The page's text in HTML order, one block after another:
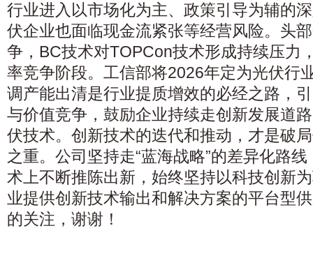
行业进入以市场化为主、政策引导为辅的
伏企业也面临现金流紧张等经营风险。头
争，BC技术对TOPCon技术形成持续压力
率竞争阶段。工信部将2026年定为光伏行
调产能出清是行业提质增效的必经之路，
与价值竞争，鼓励企业持续走创新发展道
伏技术。创新技术的迭代和推动，才是破
之重。公司坚持走“蓝海战略”的差异化路
术上不断推陈出新，始终坚持以科技创新
业提供创新技术输出和解决方案的平台型
的关注，谢谢！